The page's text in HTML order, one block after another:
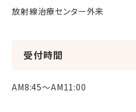
放射線治療センター外来
受付時間
AM8:45〜AM11:00